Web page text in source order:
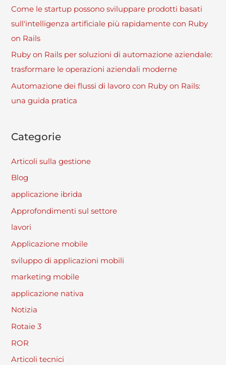
Come le startup possono sviluppare prodotti basati
sull'intelligenza artificiale più rapidamente con Ruby
on Rails
Ruby on Rails per soluzioni di automazione aziendale:
trasformare le operazioni aziendali moderne
Automazione dei flussi di lavoro con Ruby on Rails:
una guida pratica
Categorie
Articoli sulla gestione
Blog
applicazione ibrida
Approfondimenti sul settore
lavori
Applicazione mobile
sviluppo di applicazioni mobili
marketing mobile
applicazione nativa
Notizia
Rotaie 3
ROR
Articoli tecnici